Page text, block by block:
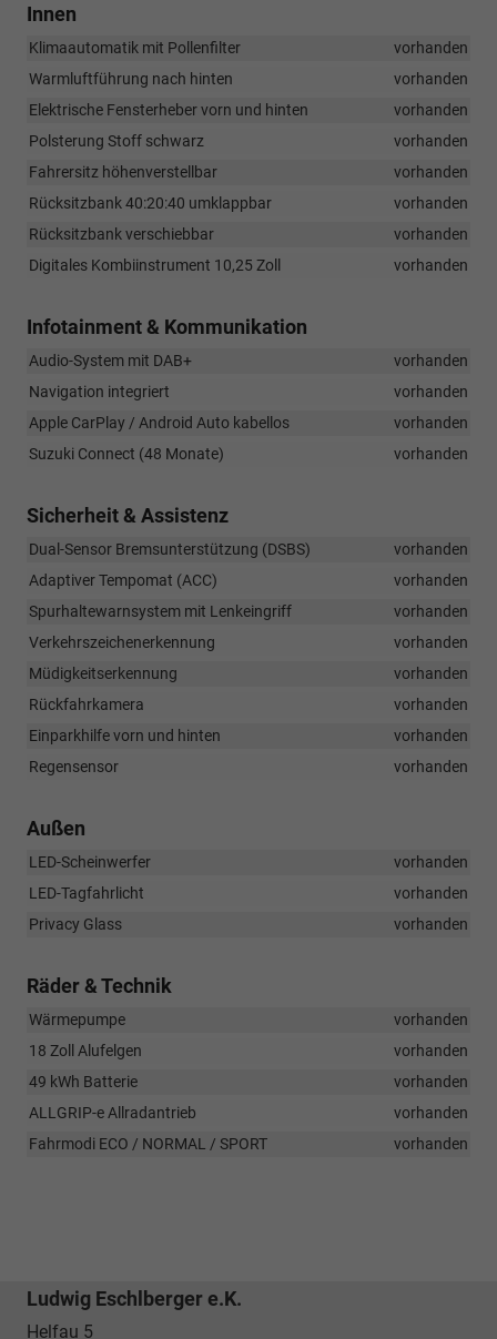
Innen
Klimaautomatik mit Pollenfilter
vorhanden
Warmluftführung nach hinten
vorhanden
Elektrische Fensterheber vorn und hinten
vorhanden
Polsterung Stoff schwarz
vorhanden
Fahrersitz höhenverstellbar
vorhanden
Rücksitzbank 40:20:40 umklappbar
vorhanden
Rücksitzbank verschiebbar
vorhanden
Digitales Kombiinstrument 10,25 Zoll
vorhanden
Infotainment & Kommunikation
Audio-System mit DAB+
vorhanden
Navigation integriert
vorhanden
Apple CarPlay / Android Auto kabellos
vorhanden
Suzuki Connect (48 Monate)
vorhanden
Sicherheit & Assistenz
Dual-Sensor Bremsunterstützung (DSBS)
vorhanden
Adaptiver Tempomat (ACC)
vorhanden
Spurhaltewarnsystem mit Lenkeingriff
vorhanden
Verkehrszeichenerkennung
vorhanden
Müdigkeitserkennung
vorhanden
Rückfahrkamera
vorhanden
Einparkhilfe vorn und hinten
vorhanden
Regensensor
vorhanden
Außen
LED-Scheinwerfer
vorhanden
LED-Tagfahrlicht
vorhanden
Privacy Glass
vorhanden
Räder & Technik
Wärmepumpe
vorhanden
18 Zoll Alufelgen
vorhanden
49 kWh Batterie
vorhanden
ALLGRIP-e Allradantrieb
vorhanden
Fahrmodi ECO / NORMAL / SPORT
vorhanden
Ludwig Eschlberger e.K.
Helfau 5